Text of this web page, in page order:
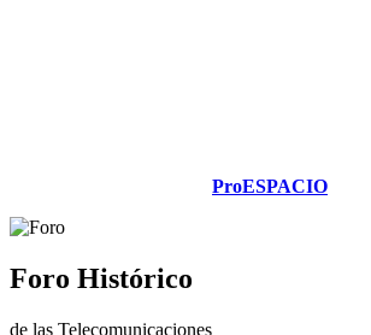
ProESPACIO
Foro Histórico
de las Telecomunicaciones